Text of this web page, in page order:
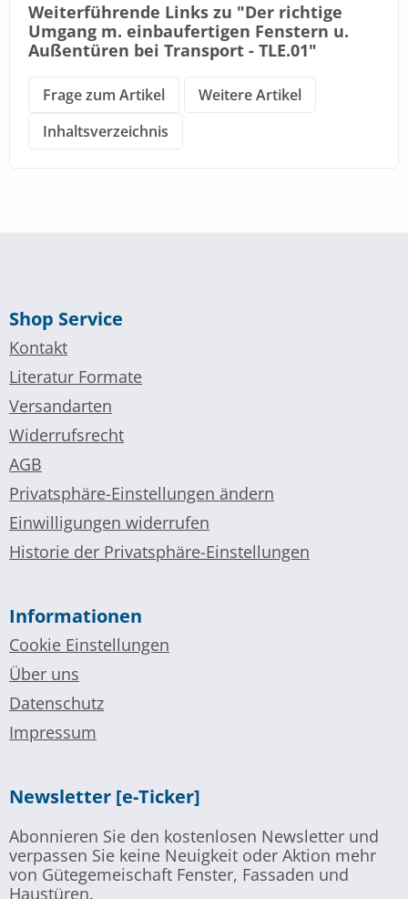
Weiterführende Links zu "Der richtige
Umgang m. einbaufertigen Fenstern u.
Außentüren bei Transport - TLE.01"
Frage zum Artikel
Weitere Artikel
Inhaltsverzeichnis
Shop Service
Kontakt
Literatur Formate
Versandarten
Widerrufsrecht
AGB
Privatsphäre-Einstellungen ändern
Einwilligungen widerrufen
Historie der Privatsphäre-Einstellungen
Informationen
Cookie Einstellungen
Über uns
Datenschutz
Impressum
Newsletter [e-Ticker]
Abonnieren Sie den kostenlosen Newsletter und
verpassen Sie keine Neuigkeit oder Aktion mehr
von Gütegemeischaft Fenster, Fassaden und
Haustüren.